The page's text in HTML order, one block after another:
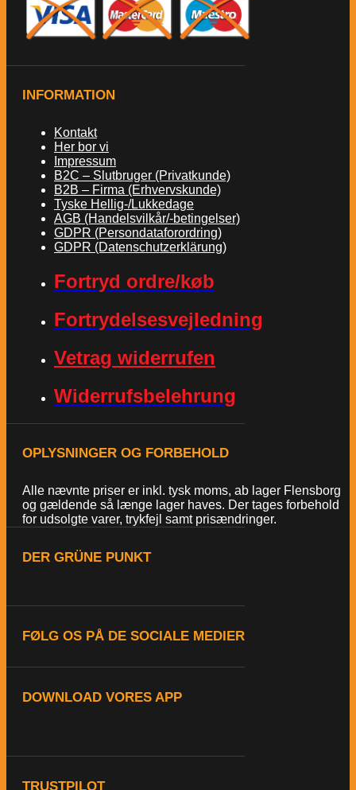
INFORMATION
Kontakt
Her bor vi
Impressum
B2C – Slutbruger (Privatkunde)
B2B – Firma (Erhvervskunde)
Tyske Hellig-/Lukkedage
AGB (Handelsvilkår/-betingelser)
GDPR (Persondataforordring)
GDPR (Datenschutzerklärung)
Fortryd ordre/køb
Fortrydelsesvejledning
Vetrag widerrufen
Widerrufsbelehrung
OPLYSNINGER OG FORBEHOLD
Alle nævnte priser er inkl. tysk moms, ab lager Flensborg
og gældende så længe lager haves. Der tages forbehold
for udsolgte varer, trykfejl samt prisændringer.
DER GRÜNE PUNKT
FØLG OS PÅ DE SOCIALE MEDIER
DOWNLOAD VORES APP
TRUSTPILOT